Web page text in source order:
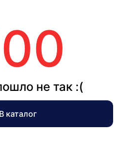
не так :(
В каталог